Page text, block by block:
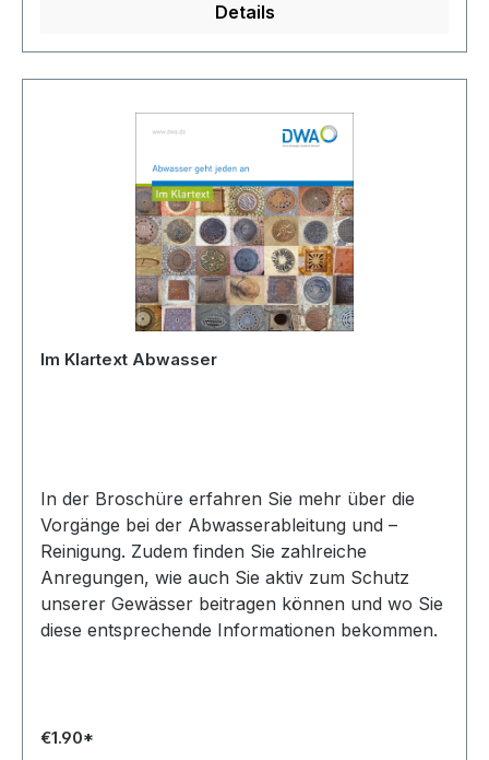
Details
Im Klartext Abwasser
In der Broschüre erfahren Sie mehr über die
Vorgänge bei der Abwasserableitung und –
Reinigung. Zudem finden Sie zahlreiche
Anregungen, wie auch Sie aktiv zum Schutz
unserer Gewässer beitragen können und wo Sie
diese entsprechende Informationen bekommen.
€1.90*